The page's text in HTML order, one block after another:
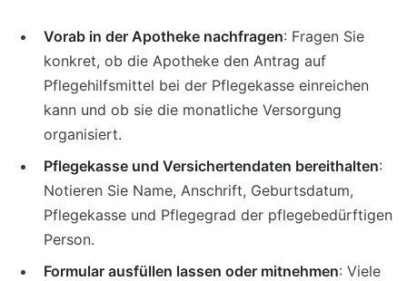
Vorab in der Apotheke nachfragen: Fragen Sie
konkret, ob die Apotheke den Antrag auf
Pflegehilfsmittel bei der Pflegekasse einreichen
kann und ob sie die monatliche Versorgung
organisiert.
Pflegekasse und Versichertendaten bereithalten:
Notieren Sie Name, Anschrift, Geburtsdatum,
Pflegekasse und Pflegegrad der pflegebedürftigen
Person.
Formular ausfüllen lassen oder mitnehmen: Viele